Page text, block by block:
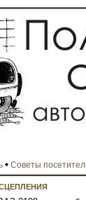
Советы